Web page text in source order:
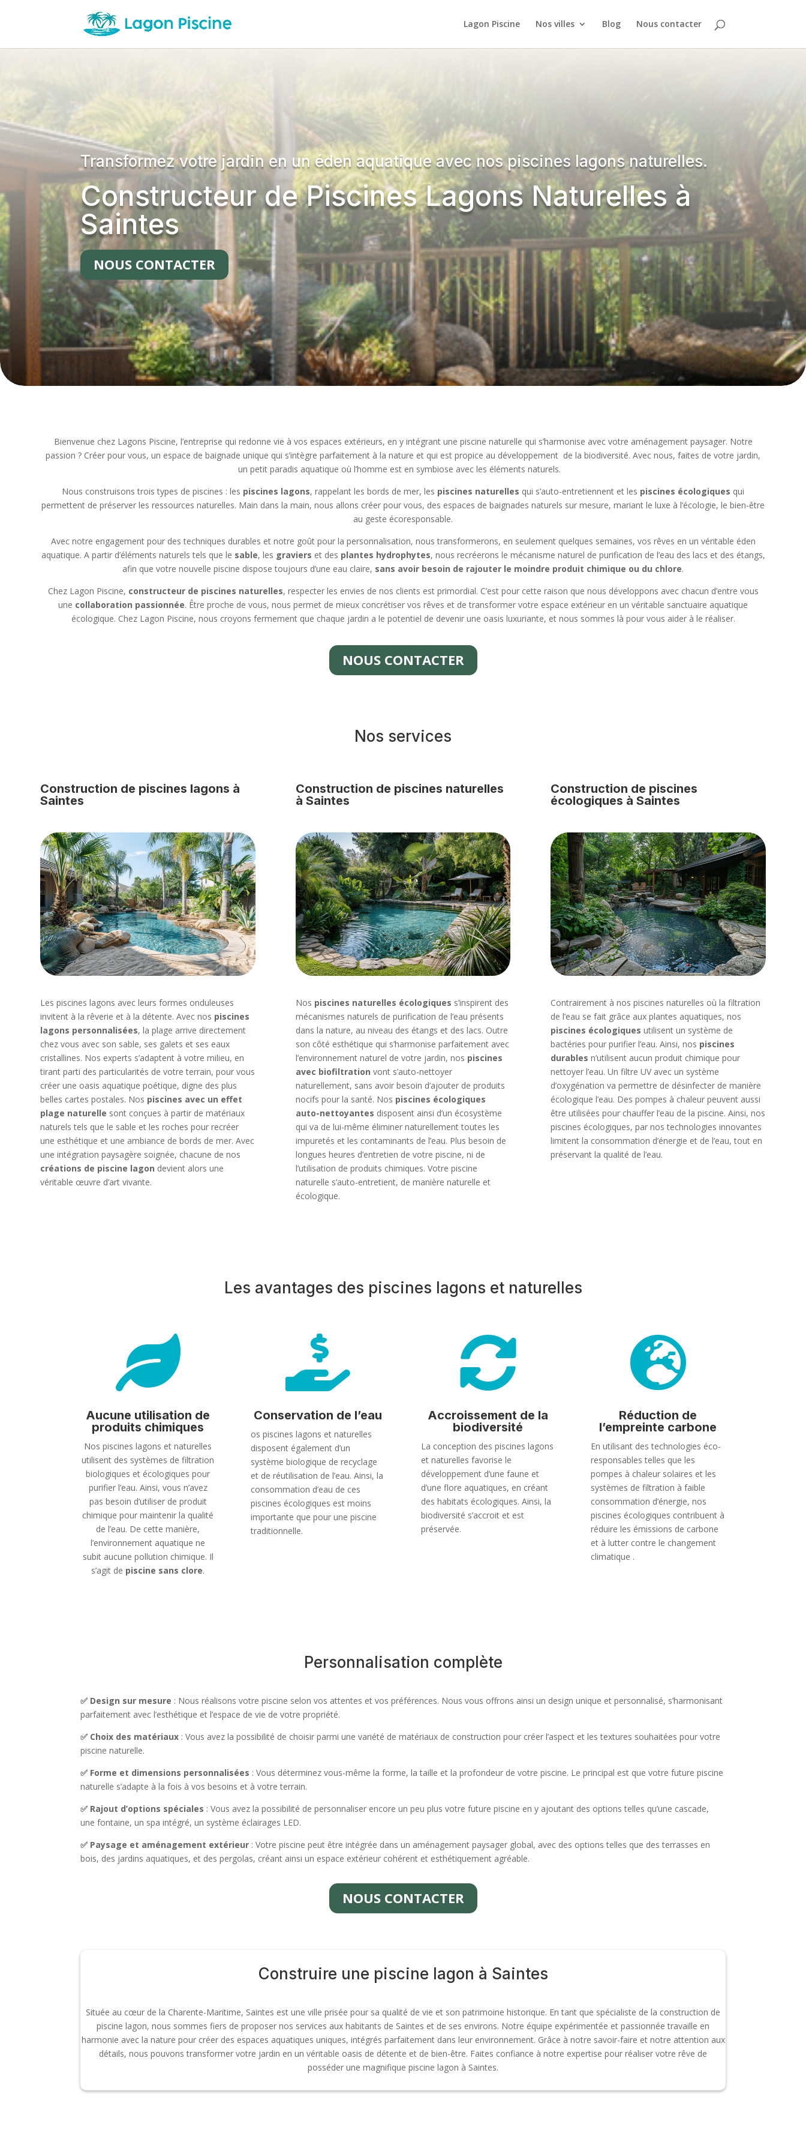
Lagon Piscine Nos villes Blog Nous contacter
Transformez votre jardin en un éden aquatique avec nos piscines lagons naturelles.
Constructeur de Piscines Lagons Naturelles à
Saintes
NOUS CONTACTER
Bienvenue chez Lagons Piscine, l’entreprise qui redonne vie à vos espaces extérieurs, en y intégrant une piscine naturelle qui s’harmonise avec votre aménagement paysager. Notre
passion ? Créer pour vous, un espace de baignade unique qui s’intègre parfaitement à la nature et qui est propice au développement de la biodiversité. Avec nous, faites de votre jardin,
un petit paradis aquatique où l’homme est en symbiose avec les éléments naturels.
Nous construisons trois types de piscines : les piscines lagons, rappelant les bords de mer, les piscines naturelles qui s’auto-entretiennent et les piscines écologiques qui
permettent de préserver les ressources naturelles. Main dans la main, nous allons créer pour vous, des espaces de baignades naturels sur mesure, mariant le luxe à l’écologie, le bien-être
au geste écoresponsable.
Avec notre engagement pour des techniques durables et notre goût pour la personnalisation, nous transformerons, en seulement quelques semaines, vos rêves en un véritable éden
aquatique. A partir d’éléments naturels tels que le sable, les graviers et des plantes hydrophytes, nous recréerons le mécanisme naturel de purification de l’eau des lacs et des étangs,
afin que votre nouvelle piscine dispose toujours d’une eau claire, sans avoir besoin de rajouter le moindre produit chimique ou du chlore.
Chez Lagon Piscine, constructeur de piscines naturelles, respecter les envies de nos clients est primordial. C’est pour cette raison que nous développons avec chacun d’entre vous
une collaboration passionnée. Être proche de vous, nous permet de mieux concrétiser vos rêves et de transformer votre espace extérieur en un véritable sanctuaire aquatique
écologique. Chez Lagon Piscine, nous croyons fermement que chaque jardin a le potentiel de devenir une oasis luxuriante, et nous sommes là pour vous aider à le réaliser.
NOUS CONTACTER
Nos services
Construction de piscines lagons à
Saintes
Les piscines lagons avec leurs formes onduleuses
invitent à la rêverie et à la détente. Avec nos piscines
lagons personnalisées, la plage arrive directement
chez vous avec son sable, ses galets et ses eaux
cristallines. Nos experts s’adaptent à votre milieu, en
tirant parti des particularités de votre terrain, pour vous
créer une oasis aquatique poétique, digne des plus
belles cartes postales. Nos piscines avec un effet
plage naturelle sont conçues à partir de matériaux
naturels tels que le sable et les roches pour recréer
une esthétique et une ambiance de bords de mer. Avec
une intégration paysagère soignée, chacune de nos
créations de piscine lagon devient alors une
véritable œuvre d’art vivante.
Construction de piscines naturelles
à Saintes
Nos piscines naturelles écologiques s’inspirent des
mécanismes naturels de purification de l’eau présents
dans la nature, au niveau des étangs et des lacs. Outre
son côté esthétique qui s’harmonise parfaitement avec
l’environnement naturel de votre jardin, nos piscines
avec biofiltration vont s’auto-nettoyer
naturellement, sans avoir besoin d’ajouter de produits
nocifs pour la santé. Nos piscines écologiques
auto-nettoyantes disposent ainsi d’un écosystème
qui va de lui-même éliminer naturellement toutes les
impuretés et les contaminants de l’eau. Plus besoin de
longues heures d’entretien de votre piscine, ni de
l’utilisation de produits chimiques. Votre piscine
naturelle s’auto-entretient, de manière naturelle et
écologique.
Construction de piscines
écologiques à Saintes
Contrairement à nos piscines naturelles où la filtration
de l’eau se fait grâce aux plantes aquatiques, nos
piscines écologiques utilisent un système de
bactéries pour purifier l’eau. Ainsi, nos piscines
durables n’utilisent aucun produit chimique pour
nettoyer l’eau. Un filtre UV avec un système
d’oxygénation va permettre de désinfecter de manière
écologique l’eau. Des pompes à chaleur peuvent aussi
être utilisées pour chauffer l’eau de la piscine. Ainsi, nos
piscines écologiques, par nos technologies innovantes
limitent la consommation d’énergie et de l’eau, tout en
préservant la qualité de l’eau.
Les avantages des piscines lagons et naturelles

Aucune utilisation de
produits chimiques
Nos piscines lagons et naturelles
utilisent des systèmes de filtration
biologiques et écologiques pour
purifier l’eau. Ainsi, vous n’avez
pas besoin d’utiliser de produit
chimique pour maintenir la qualité
de l’eau. De cette manière,
l’environnement aquatique ne
subit aucune pollution chimique. Il
s’agit de piscine sans clore.

Conservation de l’eau
os piscines lagons et naturelles
disposent également d’un
système biologique de recyclage
et de réutilisation de l’eau. Ainsi, la
consommation d’eau de ces
piscines écologiques est moins
importante que pour une piscine
traditionnelle.

Accroissement de la
biodiversité
La conception des piscines lagons
et naturelles favorise le
développement d’une faune et
d’une flore aquatiques, en créant
des habitats écologiques. Ainsi, la
biodiversité s’accroit et est
préservée.

Réduction de
l’empreinte carbone
En utilisant des technologies éco-
responsables telles que les
pompes à chaleur solaires et les
systèmes de filtration à faible
consommation d’énergie, nos
piscines écologiques contribuent à
réduire les émissions de carbone
et à lutter contre le changement
climatique .
Personnalisation complète
✅ Design sur mesure : Nous réalisons votre piscine selon vos attentes et vos préférences. Nous vous offrons ainsi un design unique et personnalisé, s’harmonisant
parfaitement avec l’esthétique et l’espace de vie de votre propriété.
✅ Choix des matériaux : Vous avez la possibilité de choisir parmi une variété de matériaux de construction pour créer l’aspect et les textures souhaitées pour votre
piscine naturelle.
✅ Forme et dimensions personnalisées : Vous déterminez vous-même la forme, la taille et la profondeur de votre piscine. Le principal est que votre future piscine
naturelle s’adapte à la fois à vos besoins et à votre terrain.
✅ Rajout d’options spéciales : Vous avez la possibilité de personnaliser encore un peu plus votre future piscine en y ajoutant des options telles qu’une cascade,
une fontaine, un spa intégré, un système éclairages LED.
✅ Paysage et aménagement extérieur : Votre piscine peut être intégrée dans un aménagement paysager global, avec des options telles que des terrasses en
bois, des jardins aquatiques, et des pergolas, créant ainsi un espace extérieur cohérent et esthétiquement agréable.
NOUS CONTACTER
Construire une piscine lagon à Saintes
Située au cœur de la Charente-Maritime, Saintes est une ville prisée pour sa qualité de vie et son patrimoine historique. En tant que spécialiste de la construction de
piscine lagon, nous sommes fiers de proposer nos services aux habitants de Saintes et de ses environs. Notre équipe expérimentée et passionnée travaille en
harmonie avec la nature pour créer des espaces aquatiques uniques, intégrés parfaitement dans leur environnement. Grâce à notre savoir-faire et notre attention aux
détails, nous pouvons transformer votre jardin en un véritable oasis de détente et de bien-être. Faites confiance à notre expertise pour réaliser votre rêve de
posséder une magnifique piscine lagon à Saintes.